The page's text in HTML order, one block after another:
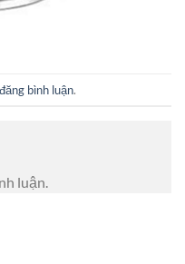
đăng bình luận.
luận.